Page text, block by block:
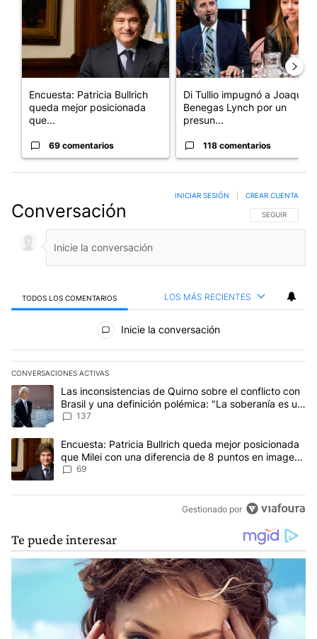
Encuesta: Patricia Bullrich
queda mejor posicionada
que...
69 comentarios
Di Tullio impugnó a Joaquín
Benegas Lynch por un
presun...
118 comentarios
Conversación SIGA ESTA
SEGUIR
INICIAR SESIÓN CREAR CUENTA
TODOS LOS COMENTARIOS LOS MÁS RECIENTES
Todos los comentarios
Inicie la conversación
CONVERSACIONES ACTIVAS
Este listado muestra los artículos con más comentarios en los
Un artículo de tendencia con el título "Las inconsistencias de
Las inconsistencias de Quirno sobre el conflicto con
Brasil y una definición polémica: "La soberanía es un
concepto antiguo"
137
Un artículo de tendencia con el título "Encuesta: Patricia
Encuesta: Patricia Bullrich queda mejor posicionada
que Milei con una diferencia de 8 puntos en imagen
negativa
69
Gestionado por